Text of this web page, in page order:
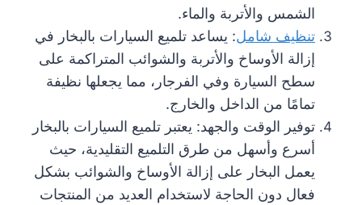
الشمس والأتربة والماء.
تنظيف شامل: يساعد تلميع السيارات بالبخار في
إزالة الأوساخ والأتربة والشوائب المتراكمة على
سطح السيارة وفي الفرجار، مما يجعلها نظيفة
تمامًا من الداخل والخارج.
توفير الوقت والجهد: يعتبر تلميع السيارات بالبخار
أسرع وأسهل من طرق التلميع التقليدية، حيث
يعمل البخار على إزالة الأوساخ والشوائب بشكل
فعال دون الحاجة لاستخدام العديد من المنتجات